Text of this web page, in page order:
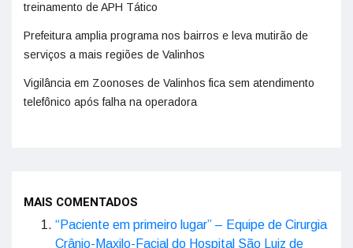
treinamento de APH Tático
Prefeitura amplia programa nos bairros e leva mutirão de
serviços a mais regiões de Valinhos
Vigilância em Zoonoses de Valinhos fica sem atendimento
telefônico após falha na operadora
MAIS COMENTADOS
“Paciente em primeiro lugar” – Equipe de Cirurgia
Crânio-Maxilo-Facial do Hospital São Luiz de